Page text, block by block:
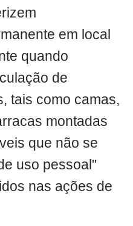
em local
quando
de
tais como camas,
montadas
que não se
uso pessoal"
nas ações de